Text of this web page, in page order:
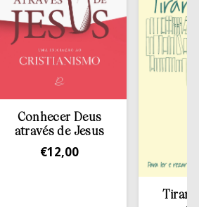
Conhecer Deus
de Jesus
12,00
Tirar a